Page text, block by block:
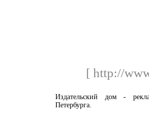
[ http://
Издательский дом -
Петербурга.